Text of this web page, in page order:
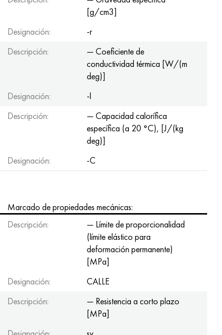
[g/cm3]
Designación:
-r
Descripción:
— Coeficiente de
conductividad térmica [W/(m
deg)]
Designación:
-l
Descripción:
— Capacidad calorífica
específica (a 20 °C), [J/(kg
deg)]
Designación:
-C
Marcado de propiedades mecánicas:
Descripción:
— Límite de proporcionalidad
(límite elástico para
deformación permanente)
[MPa]
Designación:
CALLE
Descripción:
— Resistencia a corto plazo
[MPa]